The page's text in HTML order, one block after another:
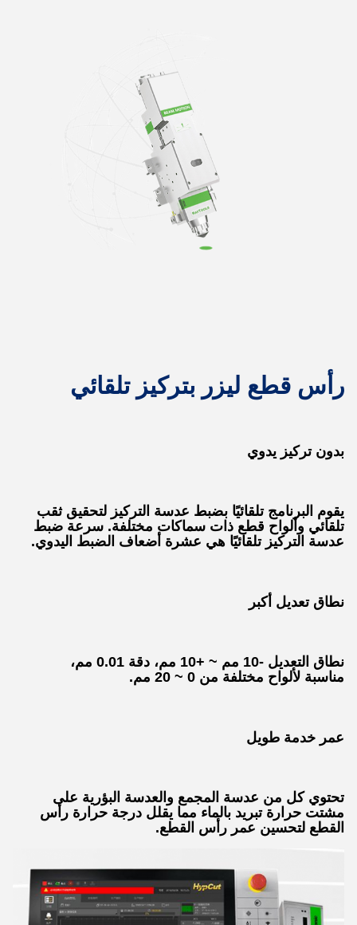
رأس قطع ليزر بتركيز تلقائي
بدون تركيز يدوي
يقوم البرنامج تلقائيًا بضبط عدسة التركيز لتحقيق ثقب
تلقائي وألواح قطع ذات سماكات مختلفة. سرعة ضبط
عدسة التركيز تلقائيًا هي عشرة أضعاف الضبط اليدوي.
نطاق تعديل أكبر
نطاق التعديل -10 مم ~ +10 مم، دقة 0.01 مم،
مناسبة لألواح مختلفة من 0 ~ 20 مم.
عمر خدمة طويل
تحتوي كل من عدسة المجمع والعدسة البؤرية على
مشتت حرارة تبريد بالماء مما يقلل درجة حرارة رأس
القطع لتحسين عمر رأس القطع.